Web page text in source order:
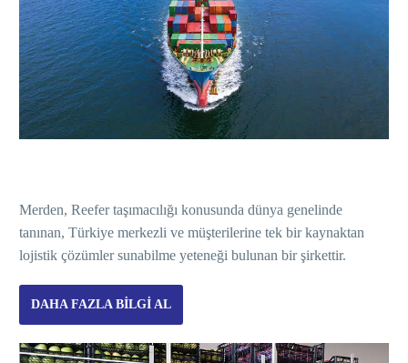
Merden, Reefer taşımacılığı konusunda dünya genelinde
tanınan, Türkiye merkezli ve müşterilerine tek bir kaynaktan
lojistik çözümler sunabilme yeteneği bulunan bir şirkettir.
DAHA FAZLA BILGI AL